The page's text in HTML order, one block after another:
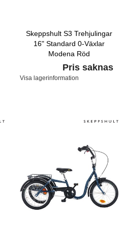
Skeppshult S3 Trehjulingar
16" Standard 0-Växlar
Modena Röd
Pris saknas
Visa lagerinformation